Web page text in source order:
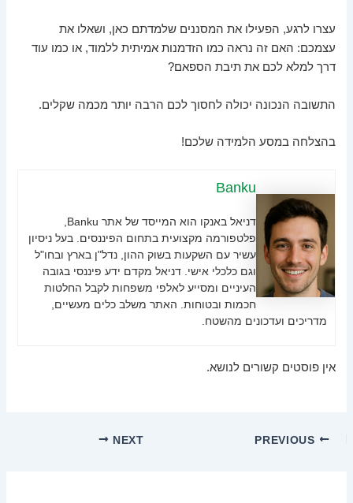
עצרו לרגע, הפעילו את המסננים שלמדתם כאן, ושאלו את
עצמכם: האם זה נראה כמו הזדמנות אמיתית ללמוד, או כמו עוד
דרך למלא לכם את תיבת הספאם?
התשובה הנכונה יכולה לחסוך לכם הרבה יותר מכמה שקלים.
בהצלחה במסע הלמידה שלכם!
Banku
דניאל באנקו הוא המייסד של אתר Banku,
פלטפורמה מקצועית בתחום הפיננסים. בעל ניסיון
עשיר עם השקעות בשוק ההון, נדל"ן בארץ ובחו"ל
וגם כלכלי אישי. דניאל מקדם ידע פיננסי בגובה
העיניים ומסייע לאלפי משפחות לקבל החלטות
חכמות ובטוחות. האתר משלב כלים מעשיים,
מדריכים ועדכונים מהשטח.
אין פוסטים קשורים לנושא.
NEXT